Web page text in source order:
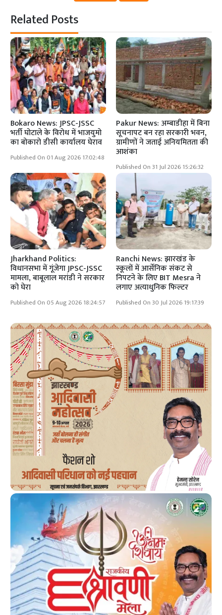
Related Posts
Bokaro News: JPSC-JSSC
भर्ती घोटाले के विरोध में भाजयुमो
का बोकारो डीसी कार्यालय घेराव
Published On 01 Aug 2026 17:02:48
Pakur News: अम्बाडीहा में बिना
सूचनापट बन रहा सरकारी भवन,
ग्रामीणों ने जताई अनियमितता की
आशंका
Published On 31 Jul 2026 15:26:32
Jharkhand Politics:
विधानसभा में गूंजेगा JPSC-JSSC
मामला, बाबूलाल मरांडी ने सरकार
को घेरा
Published On 05 Aug 2026 18:24:57
Ranchi News: झारखंड के
स्कूलों में आर्सेनिक संकट से
निपटने के लिए BIT Mesra ने
लगाए अत्याधुनिक फिल्टर
Published On 30 Jul 2026 19:17:39